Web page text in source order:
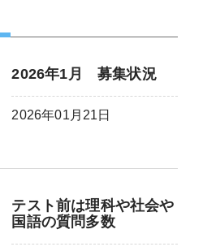
2026年1月 募集状況
2026年01月21日
テスト前は理科や社会や
国語の質問多数